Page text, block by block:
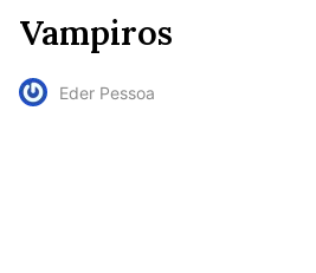
Vampiros
Eder Pessoa